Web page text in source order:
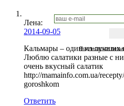
Подписаться
Лена:
2014-09-05
Кальмары – один из лучших
Люблю салатики разные с
очень вкусный салатик
http://mamainfo.com.ua/
goroshkom
Ответить